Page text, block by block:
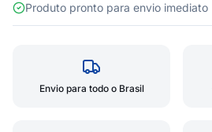
Produto pronto para envio imediato
Envio para todo o Brasil